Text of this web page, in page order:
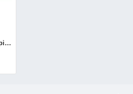
Granola cu orz verde si spirulina bio (200 grame), Obio